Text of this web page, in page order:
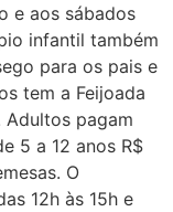
e aos sábados
infantil também
para os pais e
tem a Feijoada
Adultos pagam
5 a 12 anos R$
O
12h às 15h e